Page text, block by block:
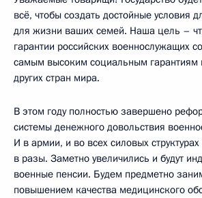
всё, чтобы создать достойные условия
для жизни ваших семей. Наша цель –
гарантии российских военнослужащих
самым высоким социальным гарантиям
других стран мира.
В этом году полностью завершено
системы денежного довольствия
И в армии, и во всех силовых
в разы. Заметно увеличились и будут
военные пенсии. Будем предметно
повышением качества медицинского